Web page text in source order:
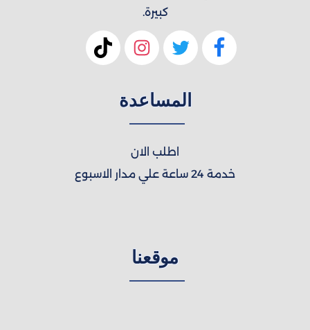
كبيرة.
المساعدة
اطلب الان
خدمة 24 ساعة علي مدار الاسبوع
موقعنا